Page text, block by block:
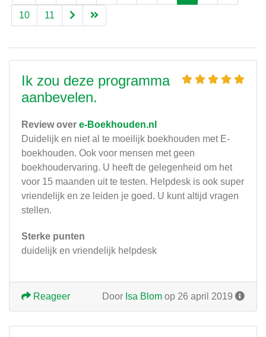
10 11
Ik zou deze programma
aanbevelen.
Review over e-Boekhouden.nl
Duidelijk en niet al te moeilijk boekhouden met E-
boekhouden. Ook voor mensen met geen
boekhoudervaring. U heeft de gelegenheid om het
voor 15 maanden uit te testen. Helpdesk is ook super
vriendelijk en ze leiden je goed. U kunt altijd vragen
stellen.
Sterke punten
duidelijk en vriendelijk helpdesk
Door Isa Blom op 26 april 2019
Reageer